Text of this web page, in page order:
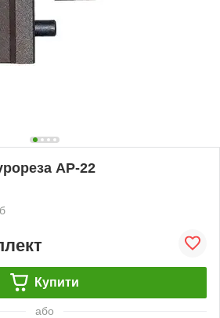
АР-22
Купити
або